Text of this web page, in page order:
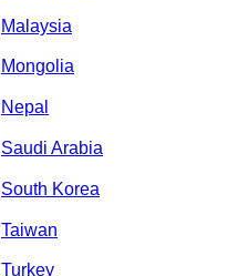
Malaysia
Mongolia
Nepal
Saudi Arabia
South Korea
Taiwan
Turkey